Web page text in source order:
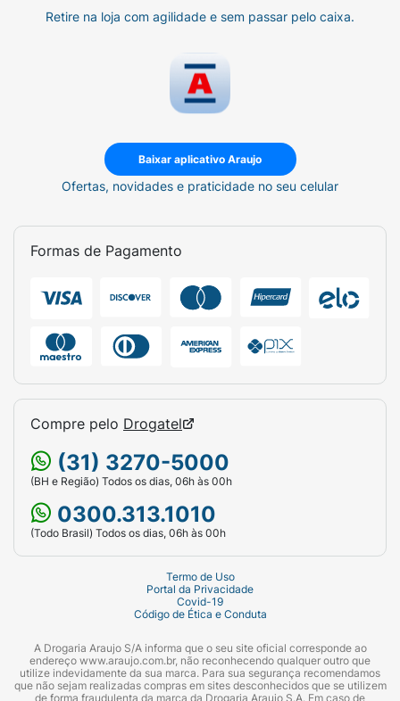
Retire na loja com agilidade e sem passar pelo caixa.
Baixar aplicativo Araujo
Ofertas, novidades e praticidade no seu celular
Formas de Pagamento
Compre pelo Drogatel
(31) 3270-5000
(BH e Região) Todos os dias, 06h às 00h
0300.313.1010
(Todo Brasil) Todos os dias, 06h às 00h
Termo de Uso
Portal da Privacidade
Covid-19
Código de Ética e Conduta
A Drogaria Araujo S/A informa que o seu site oficial corresponde ao
endereço www.araujo.com.br, não reconhecendo qualquer outro que
utilize indevidamente da sua marca. Para sua segurança recomendamos
que não sejam realizadas compras em sites desconhecidos que se utilizem
de forma fraudulenta da marca da Drogaria Araujo S.A. Em caso de